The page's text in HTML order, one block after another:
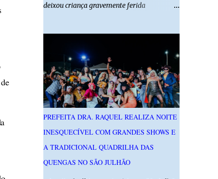
deixou criança gravemente ferida
embriagado após um acidente que deixou
uma criança de 11 anos gravemente ferida
na manhã deste sábado (1º), na RN-118,
entre Macau e Pendências. Segundo a Polícia
Militar, dois carros que seguiam em sentidos
opostos bateram de frente. Um dos
condutores apresentava sinais de
embriaguez, foi levado ao Hospital Regional
Tarcísio Maia, em Mossoró, e autuado em
flagrante. O exame pericial para confirmar a
presença de álcool no organismo está em
PREFEITA DRA. RAQUEL REALIZA NOITE
INESQUECÍVEL COM GRANDES SHOWS E
A TRADICIONAL QUADRILHA DAS
QUENGAS NO SÃO JULHÃO